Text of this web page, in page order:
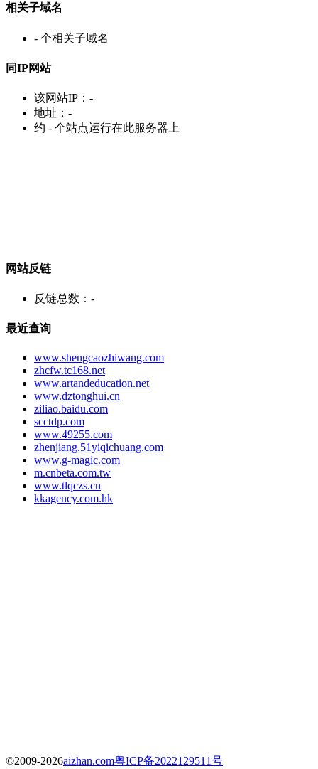
相关子域名
- 个相关子域名
同IP网站
该网站IP： -
地址： -
约 - 个站点运行在此服务器上
网站反链
反链总数： -
最近查询
www.shengcaozhiwang.com
zhcfw.tc168.net
www.artandeducation.net
www.dztonghui.cn
ziliao.baidu.com
scctdp.com
www.49255.com
zhenjiang.51yiqichuang.com
www.g-magic.com
m.cnbeta.com.tw
www.tlqczs.cn
kkagency.com.hk
©2009-2026aizhan.com粤ICP备2022129511号